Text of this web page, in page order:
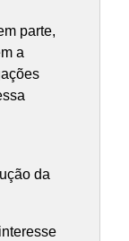
parte,
a
da